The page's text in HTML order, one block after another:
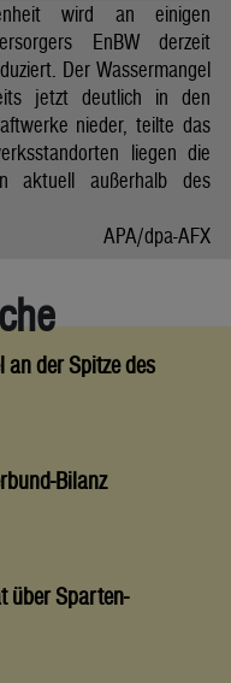
wird an einigen
EnBW derzeit
Der Wassermangel
jetzt deutlich in den
nieder, teilte das
liegen die
aktuell außerhalb des
APA/dpa-AFX
an der Spitze des
Bilanz
über Sparten-